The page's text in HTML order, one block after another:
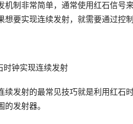
机制非常简单，通常使用红石信号
想要实现连续发射，就需要通过控
时钟实现连续发射
续发射的最常见技巧就是利用红石
的发射器。